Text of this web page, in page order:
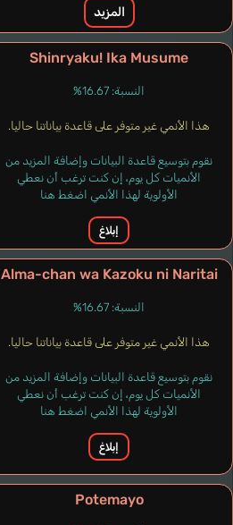
المزيد
Shinryaku! Ika Musume
النسبة: 16.67%
هذا الأنمي غير متوفر على قاعدة بياناتنا حاليا.
نقوم بتوسيع قاعدة البيانات وإضافة المزيد من
الأنميات كل يوم، إن كنت ترغب أن نعطي
الأولوية لهذا الأنمي اضغط هنا
إبلاغ
Alma-chan wa Kazoku ni Naritai
النسبة: 16.67%
هذا الأنمي غير متوفر على قاعدة بياناتنا حاليا.
نقوم بتوسيع قاعدة البيانات وإضافة المزيد من
الأنميات كل يوم، إن كنت ترغب أن نعطي
الأولوية لهذا الأنمي اضغط هنا
إبلاغ
Potemayo